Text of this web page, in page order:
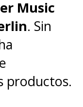
Music
. Sin
productos.